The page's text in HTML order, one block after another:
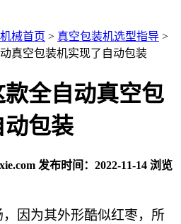
械首页 > 真空包装机选型指导 >
真空包装机实现了自动包装
全自动真空包
包装
发布时间：2022-11-14 浏览
因为其外形酷似红枣，所